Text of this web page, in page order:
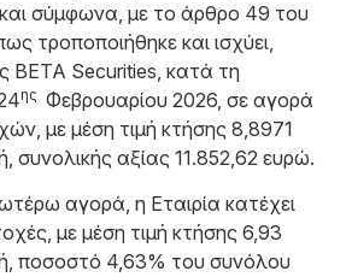
σύμφωνα, με το άρθρο 49 του
τροποποιήθηκε και ισχύει,
BETA Securities, κατά τη
ης Φεβρουαρίου 2026, σε αγορά
με μέση τιμή κτήσης 8,8971
συνολικής αξίας 11.852,62 ευρώ.
αγορά, η Εταιρία κατέχει
με μέση τιμή κτήσης 6,93
ποσοστό 4,63% του συνόλου